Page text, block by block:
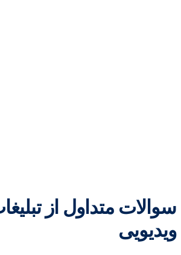
سوالات متداول از
ویدیویی